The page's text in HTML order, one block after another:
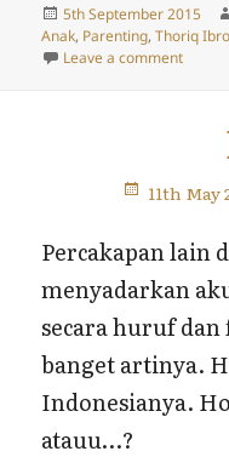
Posted
on
5th September 2015
Anak, Parenting,Thoriq
Leave a commenton
11th May
Percakapan lain
menyadarkan
secara huruf
banget artinya.
Indonesianya.
atauu…?